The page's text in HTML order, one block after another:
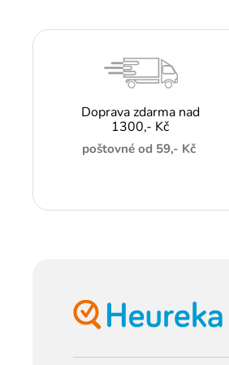
Doprava zdarma nad
1300,- Kč
poštovné od 59,- Kč